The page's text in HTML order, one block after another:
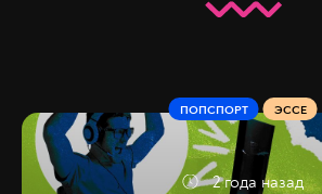
ПОПСПОРТ ЭССЕ
2 года назад